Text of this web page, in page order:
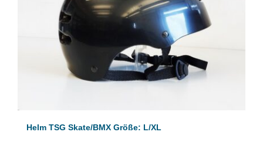
Helm TSG Skate/BMX Größe: L/XL